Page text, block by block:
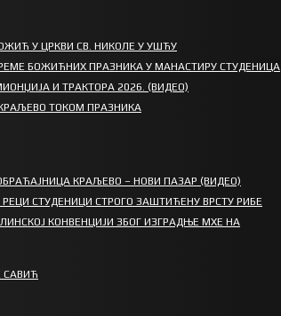
У ЦРКВИ СВ. НИКОЛЕ У УШЋУ
БОЖИЋНИХ ПРАЗНИКА У МАНАСТИРУ СТУДЕНИЦА
И ТРАКТОРА 2026. (ВИДЕО)
ТОКОМ ПРАЗНИКА
КРАЉЕВО – НОВИ ПАЗАР (ВИДЕО)
СТУДЕНИЦИ СТРОГО ЗАШТИЋЕНУ ВРСТУ РИБЕ
КОНВЕНЦИЈИ ЗБОГ ИЗГРАДЊЕ МХЕ НА
САВИЋ